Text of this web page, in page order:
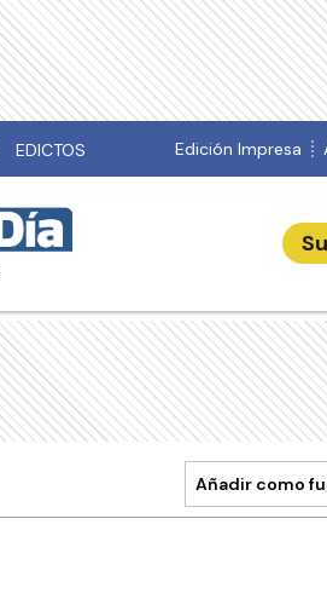
EDICTOS Edición Impresa
Añadir como